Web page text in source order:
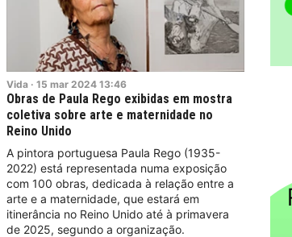
Vida · 15 mar 2024 13:46
Obras de Paula Rego exibidas em mostra
coletiva sobre arte e maternidade no
Reino Unido
A pintora portuguesa Paula Rego (1935-
2022) está representada numa exposição
com 100 obras, dedicada à relação entre a
arte e a maternidade, que estará em
itinerância no Reino Unido até à primavera
de 2025, segundo a organização.